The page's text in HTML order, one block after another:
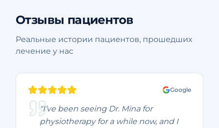
Отзывы пациентов
Реальные истории пациентов, прошедших
лечение у нас
Google
"I’ve been seeing Dr. Mina for
physiotherapy for a while now, and I